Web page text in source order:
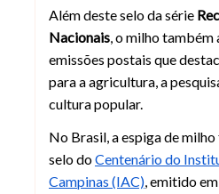
Além deste selo da série
Nacionais, o milho também
emissões postais que
para a agricultura, a
cultura popular.
No Brasil, a espiga de
selo doCentenário do
Campinas (IAC), emitido